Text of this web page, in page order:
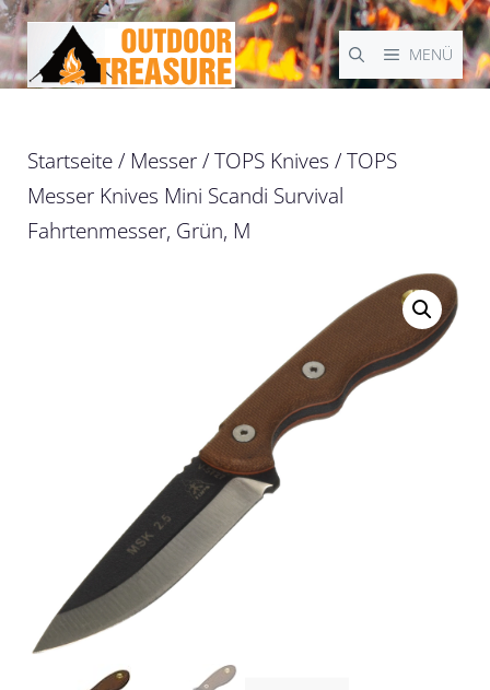
Zum
Inhalt
springen
MENÜ
Startseite/ Messer/TOPS Knives / TOPS
Messer Knives Mini Scandi Survival
Fahrtenmesser, Grün, M